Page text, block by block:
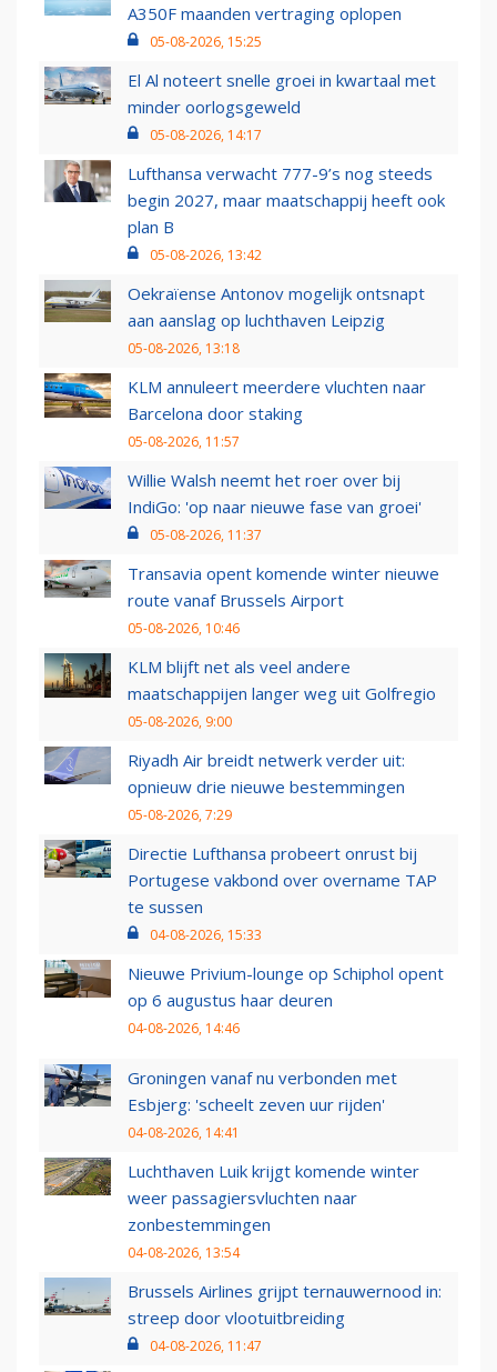
A350F maanden vertraging oplopen
05-08-2026, 15:25
El Al noteert snelle groei in kwartaal met
minder oorlogsgeweld
05-08-2026, 14:17
Lufthansa verwacht 777-9’s nog steeds
begin 2027, maar maatschappij heeft ook
plan B
05-08-2026, 13:42
Oekraïense Antonov mogelijk ontsnapt
aan aanslag op luchthaven Leipzig
05-08-2026, 13:18
KLM annuleert meerdere vluchten naar
Barcelona door staking
05-08-2026, 11:57
Willie Walsh neemt het roer over bij
IndiGo: 'op naar nieuwe fase van groei'
05-08-2026, 11:37
Transavia opent komende winter nieuwe
route vanaf Brussels Airport
05-08-2026, 10:46
KLM blijft net als veel andere
maatschappijen langer weg uit Golfregio
05-08-2026, 9:00
Riyadh Air breidt netwerk verder uit:
opnieuw drie nieuwe bestemmingen
05-08-2026, 7:29
Directie Lufthansa probeert onrust bij
Portugese vakbond over overname TAP
te sussen
04-08-2026, 15:33
Nieuwe Privium-lounge op Schiphol opent
op 6 augustus haar deuren
04-08-2026, 14:46
Groningen vanaf nu verbonden met
Esbjerg: 'scheelt zeven uur rijden'
04-08-2026, 14:41
Luchthaven Luik krijgt komende winter
weer passagiersvluchten naar
zonbestemmingen
04-08-2026, 13:54
Brussels Airlines grijpt ternauwernood in:
streep door vlootuitbreiding
04-08-2026, 11:47